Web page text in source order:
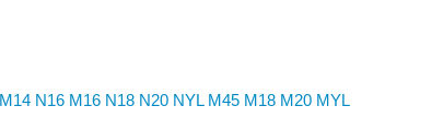
M14 N16 M16 N18 N20 NYL M45 M18 M20 MYL